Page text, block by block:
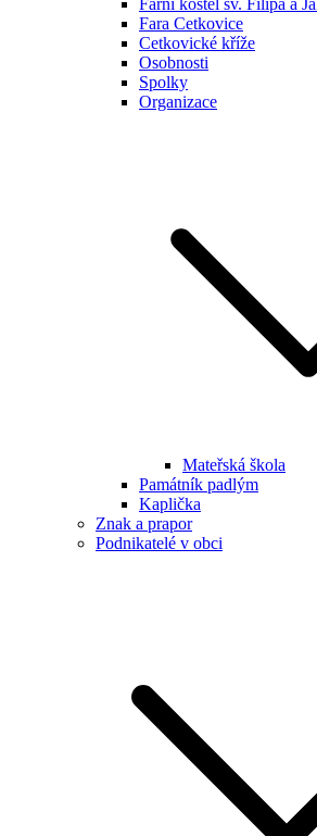
Farní kostel sv. Filipa a
Fara Cetkovice
Cetkovické kříže
Osobnosti
Spolky
Organizace
Mateřská škola
Památník padlým
Kaplička
Znak a prapor
Podnikatelé v obci